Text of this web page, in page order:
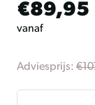
€89,95
vanaf
Adviesprijs: